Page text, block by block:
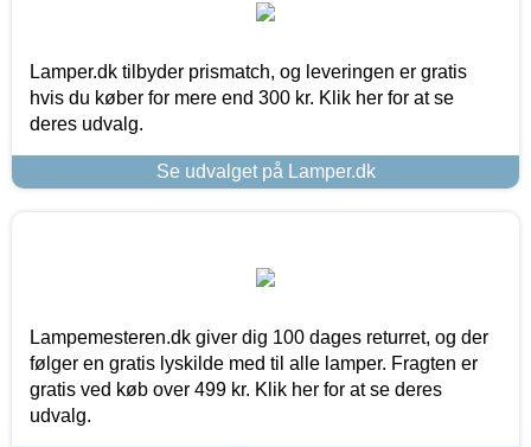
Lamper.dk tilbyder prismatch, og leveringen er gratis
hvis du køber for mere end 300 kr. Klik her for at se
deres udvalg.
Se udvalget på Lamper.dk
Lampemesteren.dk giver dig 100 dages returret, og der
følger en gratis lyskilde med til alle lamper. Fragten er
gratis ved køb over 499 kr. Klik her for at se deres
udvalg.